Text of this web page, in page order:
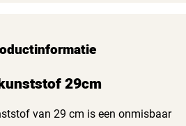
29cm
van 29 cm is een onmisbaar